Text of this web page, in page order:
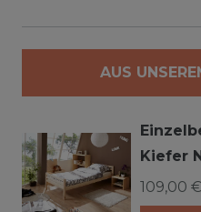
AUS
Kiefer
109,00